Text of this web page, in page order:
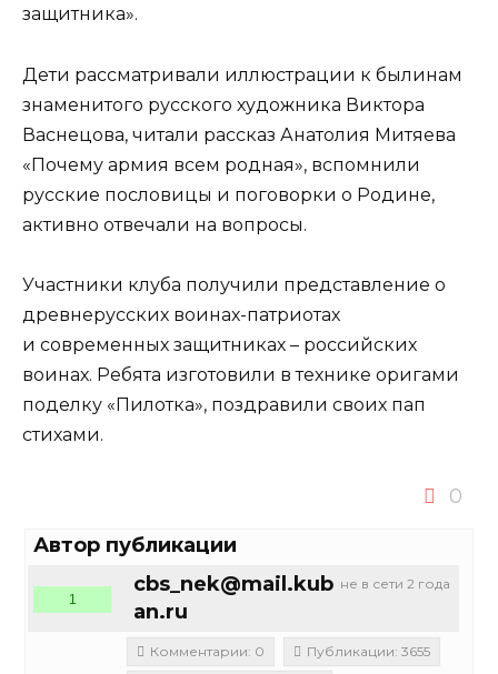
защитника».
Дети рассматривали иллюстрации к былинам
знаменитого русского художника Виктора
Васнецова, читали рассказ Анатолия Митяева
«Почему армия всем родная», вспомнили
русские пословицы и поговорки о Родине,
активно отвечали на вопросы.
Участники клуба получили представление о
древнерусских воинах-патриотах
и современных защитниках – российских
воинах. Ребята изготовили в технике оригами
поделку «Пилотка», поздравили своих пап
стихами.
0
Автор публикации
не в сети 2 года
cbs_nek@mail.kub
an.ru
1
Комментарии: 0
Публикации: 3655